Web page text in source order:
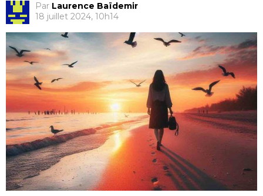
Par Laurence Baïdemir
18 juillet 2024, 10h14